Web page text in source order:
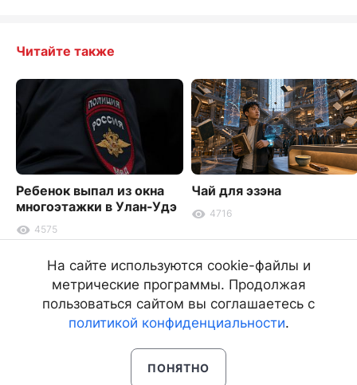
Читайте также
Ребенок выпал из окна
многоэтажки в Улан-Удэ
4575
Чай для эзэна
4716
На сайте используются cookie-файлы и
метрические программы. Продолжая
пользоваться сайтом вы соглашаетесь с
политикой конфиденциальности.
ПОНЯТНО